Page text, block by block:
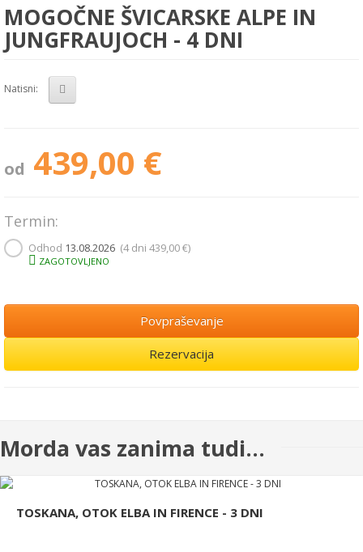
MOGOČNE ŠVICARSKE ALPE IN
JUNGFRAUJOCH - 4 DNI
Natisni:
od 439,00 €
Termin:
Odhod 13.08.2026 (4 dni 439,00 €)
ZAGOTOVLJENO
Povpraševanje
Rezervacija
Morda vas zanima tudi...
TOSKANA, OTOK ELBA IN FIRENCE - 3 DNI